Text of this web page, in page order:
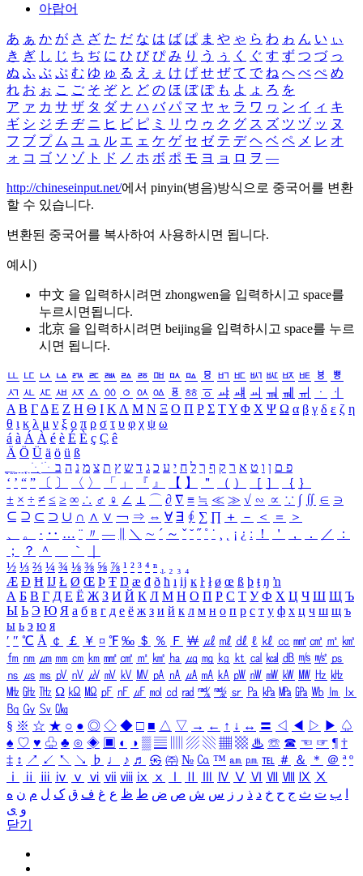
아랍어
あ ぁ か が さ ざ た だ な は ば ぱ ま や ゃ ら わ ゎ ん い ぃ
き ぎ し じ ち ぢ に ひ び ぴ み り う ぅ く ぐ す ず つ づ っ
ぬ ふ ぶ ぷ む ゆ ゅ る え ぇ け げ せ ぜ て で ね へ べ ぺ め
れ お ぉ こ ご そ ぞ と ど の ほ ぼ ぽ も よ ょ ろ を
ア ァ カ サ ザ タ ダ ナ ハ バ パ マ ヤ ャ ラ ワ ヮ ン イ ィ キ
ギ シ ジ チ ヂ ニ ヒ ビ ピ ミ リ ウ ゥ ク グ ス ズ ツ ヅ ッ ヌ
フ ブ プ ム ユ ュ ル エ ェ ケ ゲ セ ゼ テ デ ヘ ベ ペ メ レ オ
ォ コ ゴ ソ ゾ ト ド ノ ホ ボ ポ モ ヨ ョ ロ ヲ ―
http://chineseinput.net/에서 pinyin(병음)방식으로 중국어를 변환
할 수 있습니다.
변환된 중국어를 복사하여 사용하시면 됩니다.
예시)
中文 을 입력하시려면 zhongwen을 입력하시고 space를
누르시면됩니다.
北京 을 입력하시려면 beijing을 입력하시고 space를 누르
시면 됩니다.
ㅥ ㅦ ㅧ ㅨ ㅩ ㅪ ㅫ ㅬ ㅭ ㅮ ㅯ ㅰ ㅱ ㅲ ㅳ ㅴ ㅵ ㅶ ㅷ ㅸ
ㅹ
ㅺ ㅻ ㅼ ㅽ ㅾ ㅿ ㆀ ㆁ ㆂ ㆃ ㆄ ㆅ ㆆ ㆇ ㆈ ㆉ ㆊ ㆋ ㆌ ㆍ
ㆎ
Α Β ΓΔ Ε Ζ Η Θ Ι ΚΛ Μ Ν Ξ Ο Π Ρ Σ ΤΥ Φ Χ Ψ Ω α β γ δ ε ζ η
θ ι κ λ μ ν ξ ο π ρ σ τ υ φ χ ψ ω
á à Á À é è É È ç Ç ê
Ä Ö Ü ä ö ü ß
ִֶֹ ֻּ ׁׂ פ ם ן ו ט א ר ק ף ך ל ח י ע כ ג ד ש ץ ת צ מ נ ה ב
‘ ’ “ ” 〔 〕 〈 〉 「 」 『 』 【 】 ＂ （ ） ［ ］ ｛ ｝
± × ÷ ≠ ≤ ≥ ∞ ∴ ♂ ♀ ∠ ⊥ ⌒ ∂ ∇ ≡ ≒ ≪ ≫ √ ∽ ∝ ∵ ∫ ∬ ∈ ∋
⊆ ⊇ ⊂ ⊃ ∪ ∩ ∧ ∨ ￢ ⇒ ⇔ ∀ ∃ ∮ ∑ ∏ ＋ － ＜ ＝
＞
、
。 · ‥ … ¨ 〃 ― ＼ ∼ ´ ～ ˇ ˘ ˝ ˚ ˙ ¸ ¡ ¿ ː ！ ＇ ， ． ／
：
；
？ ＾ ｀
½ ⅓ ⅔ ¼ ¾ ⅛ ⅜ ⅝ ⅞ ¹ ² ³ ⁴ ⁿ ₁ ₂ ₃ ₄
Æ Ð Ħ Ĳ Ł Ø Œ Þ Ŧ Ŋ æ đ ð ħ ı ĳ ĸ ŀ ł ø œ ß þ ŧ ŋ ŉ
А Б В Г Д Е Ё Ж З И Й К Л М Н О П Р С Т У Ф Х Ц Ч Ш Щ Ъ
Ы Ь Э Ю Я а б в г д е ё ж з и й к л м н о п р с т у ф х ц ч ш щ ъ
ы ь э ю я
′ ″ ℃ Å ￠ ￡ ￥ ¤ ℉ ‰ ＄ ％ Ｆ ￦ ㎕ ㎖ ㎗ ℓ ㎘ ㏄ ㎣ ㎤ ㎥ ㎦
㎙ ㎚ ㎛ ㎜ ㎝ ㎞ ㎟ ㎠ ㎡ ㎢ ㏊ ㎍ ㎎ ㎏ ㏏ ㎈ ㎉ ㏈ ㎧ ㎨ ㎰
㎱ ㎲ ㎳ ㎴ ㎵ ㎶ ㎷ ㎸ ㎹ ㎀ ㎁ ㎂ ㎃ ㎄ ㎺ ㎻ ㎽ ㎾ ㎿ ㎐ ㎑
㎒ ㎓ ㎔ Ω ㏀ ㏁ ㎊ ㎋ ㎌ ㏖ ㏅ ㎭ ㎮ ㎯ ㏛ ㎩ ㎪ ㎫ ㎬ ㏝ ㏐
㏓
㏃ ㏉ ㏜ ㏆
§ ※ ☆ ★ ○ ● ◎ ◇ ◆ □ ■ △ ▽ → ← ↑ ↓ ↔ 〓 ◁ ◀ ▷ ▶ ♤
♠ ♡ ♥ ♧ ♣ ⊙ ◈ ▣ ◐ ◑ ▒ ▤ ▨ ▧ ▦ ▩ ♨ ☏ ☎ ☜ ☞ ¶ †
‡ ↕ ↗ ↙ ↖ ↘ ♭ ♩ ♪ ♬ ㉿ ㈜ № ㏇ ™ ㏂ ㏘ ℡ ＃ ＆ ＊ ＠ ª º
ⅰ
ⅱ ⅲ ⅳ ⅴ ⅵ ⅶ ⅷ ⅸ ⅹ Ⅳ Ⅴ Ⅵ Ⅶ Ⅷ Ⅸ Ⅹ
ب ت ث ج ح خ د ذ ر ز س ش ص ض ط ظ ع غ ف ق ک ل م ن ه
و ی
닫기